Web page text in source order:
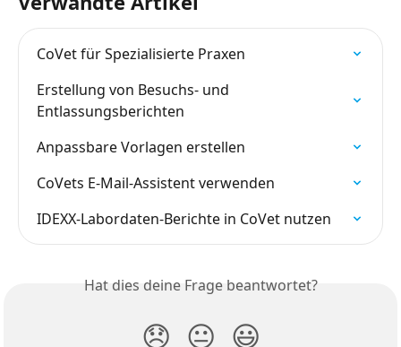
CoVet für Spezialisierte Praxen
Erstellung von Besuchs- und
Entlassungsberichten
Anpassbare Vorlagen erstellen
CoVets E-Mail-Assistent verwenden
IDEXX-Labordaten-Berichte in CoVet nutzen
Hat dies deine Frage beantwortet?
😞 😐 😃